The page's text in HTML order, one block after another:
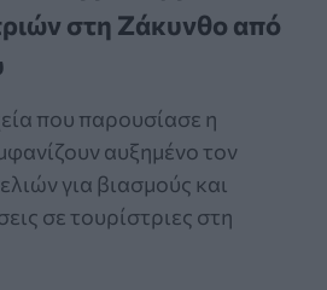
στη Ζάκυνθο από
που παρουσίασε η
αυξημένο τον
για βιασμούς και
σε τουρίστριες στη